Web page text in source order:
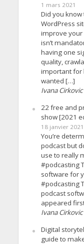
1 mars 2021
Did you
WordPress
improve your
isn’t
having one
quality,
important for
wanted […]
Ivana Cirkovic
22 free and
show [2021
18 janvier 2021
You’re
podcast but
use to really
#podcasting
software for
#podcasting
podcast
appeared
Ivana Cirkovic
Digital
guide to